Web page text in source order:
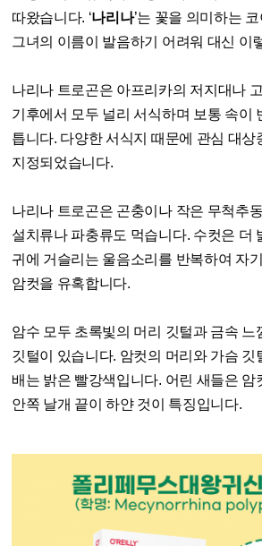
따왔습니다. ‘나리나’는 꽃을 의미하는
그녀의 이름이 발음하기 어려워 대신 이
나리나 트로곤은 아프리카의 저지대나
기후에서 모두 널리 서식하며 보통 속이
틉니다. 다양한 서식지 때문에 관심 대상
지정되었습니다.
나리나 트로곤은 곤충이나 작은 무척추
설치류나 파충류도 먹습니다. 수컷은 더
귀에 거슬리는 울음소리를 반복하여 자
암컷을 유혹합니다.
암수 모두 초록빛의 머리 깃털과 금속 느
깃털이 있습니다. 암컷의 머리와 가슴 깃
배는 밝은 빨강색입니다. 어린 새들은 암
안쪽 날개 끝이 하얀 것이 특징입니다.